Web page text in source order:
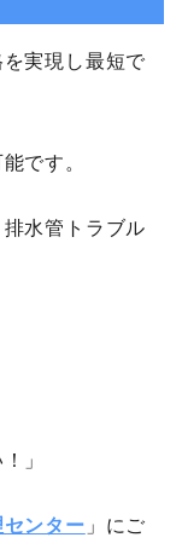
実現し最短で
です。
水管トラブル
」
ンター 」にご